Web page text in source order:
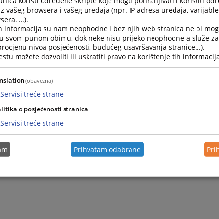
) , kao i za protivne stranke i njihove
prilaže primjerak osporene odluke , kao i svi dokazi
. Uz žalbu se mora priložiti i punomoćje za
pojavljuje tek u žalbenom dijelu postupka .
vašeg browsera i vašeg uređaja (npr. IP adresa uređaja,
...).
informacija su nam neophodne i bez njih web stranica ne bi
svom punom obimu, dok neke nisu prijeko neophodne a služe
nivoa posjećenosti, budućeg usavršavanja stranice...).
možete dozvoliti ili uskratiti pravo na korištenje tih
(obavezna)
Servisi treće strane
o posjećenosti stranica
Servisi treće strane
Prihvatam odabrane